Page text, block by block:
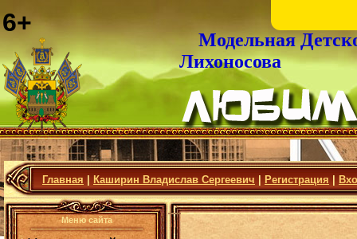
6+
Модельная
Лихоносова
Главная Каширин Владислав Сергеевич Регистрация
Меню сайта